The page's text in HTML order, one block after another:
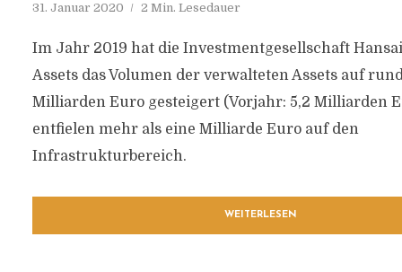
31. Januar 2020 2 Min. Lesedauer
Im Jahr 2019 hat die Investmentgesellschaft
Assets das Volumen der verwalteten Assets auf
Milliarden Euro gesteigert (Vorjahr: 5,2 Milliarden
entfielen mehr als eine Milliarde Euro auf den
Infrastrukturbereich.
WEITERLESEN